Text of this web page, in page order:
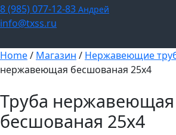
8 (985) 077-12-83 Андрей
info@txss.ru
Home/ Магазин / Нержавеющие
нержавеющая бесшованая 25х4
Труба нержавеющая
бесшованая 25х4